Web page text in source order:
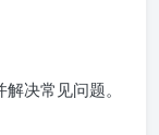
决常见问题。